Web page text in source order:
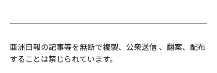
亜洲日報の記事等を無断で複製、公衆送信 、翻案、配布
することは禁じられています。